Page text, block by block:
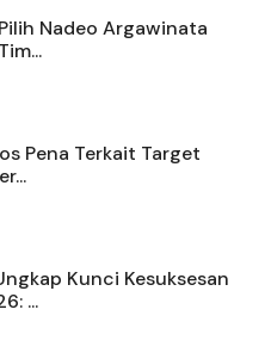
Nadeo Argawinata
Pena Terkait Target
Kunci Kesuksesan
...